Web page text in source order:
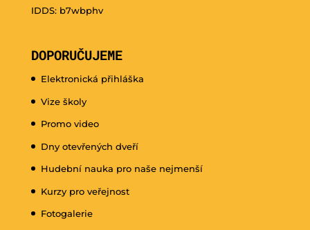
IDDS: b7wbphv
DOPORUČUJEME
Elektronická přihláška
Vize školy
Promo video
Dny otevřených dveří
Hudební nauka pro naše nejmenší
Kurzy pro veřejnost
Fotogalerie